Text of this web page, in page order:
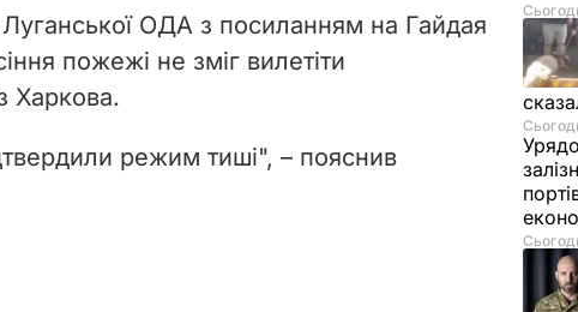
ОДА з посиланням на Гайдая
пожежі не зміг вилетіти
Харкова.
режим тиші", – пояснив